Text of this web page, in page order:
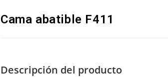
Cama abatible F411
Descripción del producto